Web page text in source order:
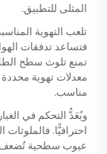
المثلى للتطبيق.
تلعب التهوية
فتساعد تدفقات
تمنع تلوث سطح
معدلات تهوية
مناسب.
ويُعَدُّ التحكم في
احترافيًّا.
عيوب سطحية تُضعف